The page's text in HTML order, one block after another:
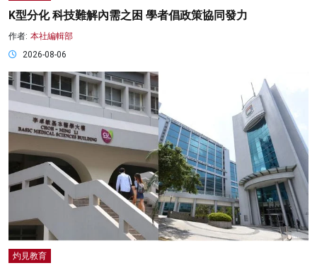
K型分化 科技難解內需之困 學者倡政策協同發力
作者: 本社編輯部
2026-08-06
灼見教育